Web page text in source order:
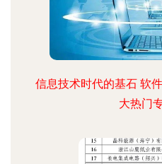
信息技术时代的基石 软
大热门